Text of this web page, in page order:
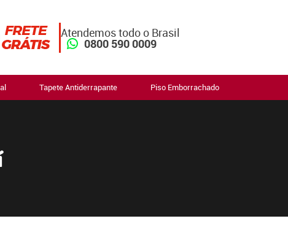
Atendemos todo o Brasil
0800 590 0009
Tapete Antiderrapante Piso Emborrachado